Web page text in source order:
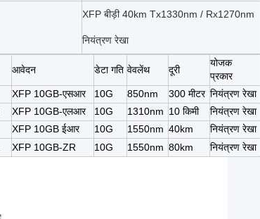
XFP बीड़ी 40km Tx1330nm / Rx1270nm
नियंत्रण रेखा
आवेदन डेटा गति वेवलेंथ दूरी
योजक
प्रकार
XFP 10GB-एसआर 10G 850nm 300 मीटर नियंत्रण रेखा
XFP 10GB-एलआर 10G 1310nm 10 किमी
नियंत्रण रेखा
XFP 10GB ईआर 10G 1550nm 40km
नियंत्रण रेखा
XFP 10GB-ZR 10G 1550nm 80km नियंत्रण रेखा